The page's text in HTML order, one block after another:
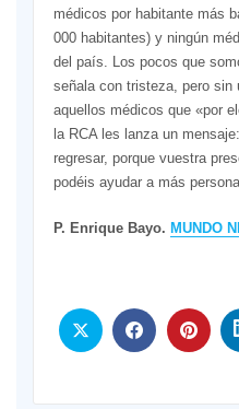
médicos por habitante más
000 habitantes) y ningún
del país. Los pocos que
señala con tristeza, pero sin
aquellos médicos que «por
la RCA les lanza un
regresar, porque vuestra
podéis ayudar a más
P. Enrique Bayo. MUNDO